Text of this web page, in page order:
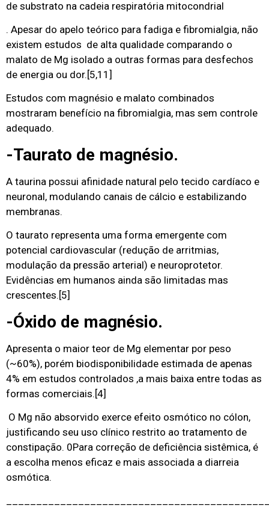
de substrato na cadeia respiratória mitocondrial
. Apesar do apelo teórico para fadiga e fibromialgia, não
existem estudos de alta qualidade comparando o
malato de Mg isolado a outras formas para desfechos
de energia ou dor.[5,11]
Estudos com magnésio e malato combinados
mostraram benefício na fibromialgia, mas sem controle
adequado.
-Taurato de magnésio.
A taurina possui afinidade natural pelo tecido cardíaco e
neuronal, modulando canais de cálcio e estabilizando
membranas.
O taurato representa uma forma emergente com
potencial cardiovascular (redução de arritmias,
modulação da pressão arterial) e neuroprotetor.
Evidências em humanos ainda são limitadas mas
crescentes.[5]
-Óxido de magnésio.
Apresenta o maior teor de Mg elementar por peso
(~60%), porém biodisponibilidade estimada de apenas
4% em estudos controlados ,a mais baixa entre todas as
formas comerciais. [4]
O Mg não absorvido exerce efeito osmótico no cólon,
justificando seu uso clínico restrito ao tratamento de
constipação. 0Para correção de deficiência sistêmica, é
a escolha menos eficaz e mais associada a diarreia
osmótica.